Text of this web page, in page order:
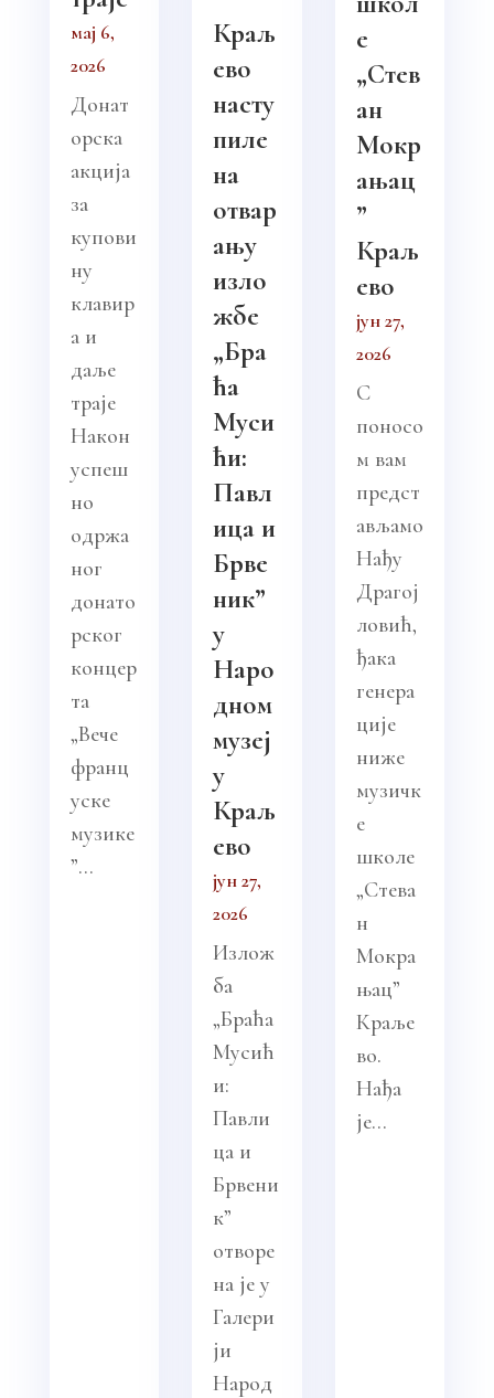
мај 6,
2026
Донат
орска
акција
за
купови
ну
клавир
а и
даље
траје
Након
успеш
но
одржа
ног
донато
рског
концер
та
„Вече
франц
уске
музике
”...
Краљ
ево
насту
пиле
на
отвар
ању
изло
жбе
„Бра
ћа
Муси
ћи:
Павл
ица и
Брве
ник”
у
Наро
дном
музеј
у
Краљ
ево
јун 27,
2026
Излож
ба
„Браћа
Мусић
и:
Павли
ца и
Брвени
к”
отворе
на је у
Галери
ји
Народ
е
„Стев
ан
Мокр
ањац
”
Краљ
ево
јун 27,
2026
С
поносо
м вам
предст
ављамо
Нађу
Драгој
ловић,
ђака
генера
ције
ниже
музичк
е
школе
„Стева
н
Мокра
њац”
Краље
во.
Нађа
је...